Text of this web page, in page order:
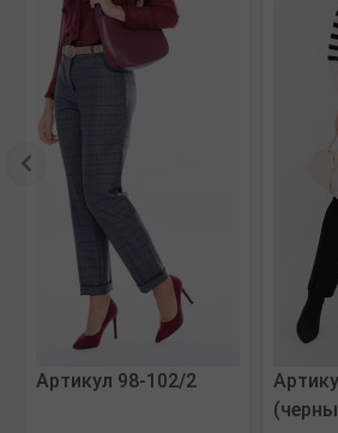
Артикул 98-102/2